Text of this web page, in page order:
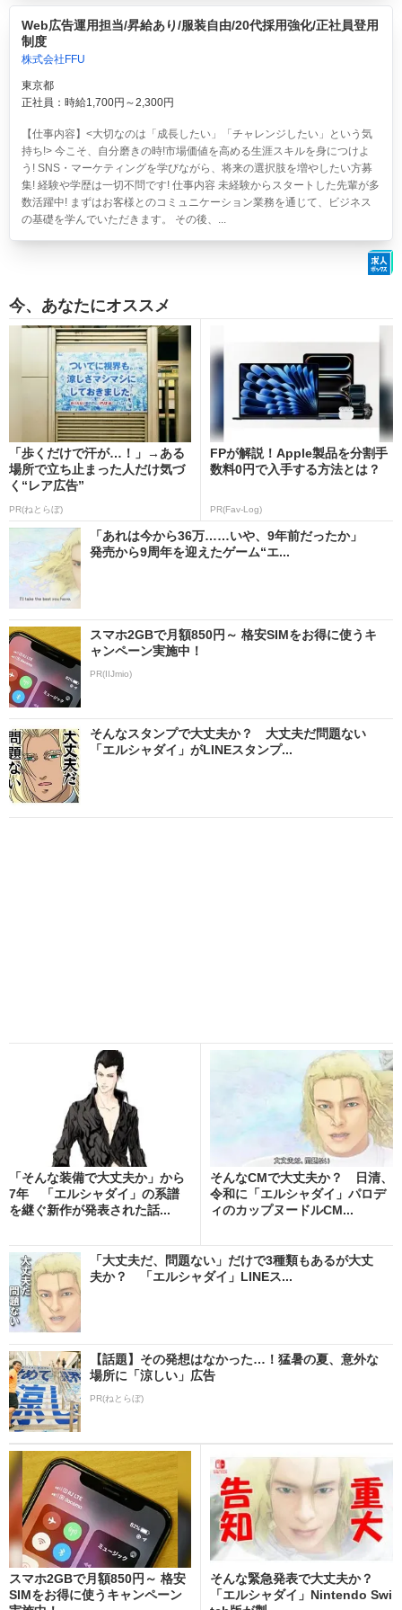
Web広告運用担当/昇給あり/服装自由/20代採用強化/正社員登用
制度
株式会社FFU
東京都
正社員：時給1,700円～2,300円
【仕事内容】<大切なのは「成長したい」「チャレンジしたい」という気
持ち!> 今こそ、自分磨きの時!市場価値を高める生涯スキルを身につけよ
う! SNS・マーケティングを学びながら、将来の選択肢を増やしたい方募
集! 経験や学歴は一切不問です! 仕事内容 未経験からスタートした先輩が多
数活躍中! まずはお客様とのコミュニケーション業務を通じて、ビジネス
の基礎を学んでいただきます。 その後、...
今、あなたにオススメ
「歩くだけで汗が…！」→ある
場所で立ち止まった人だけ気づ
く“レア広告”
PR(ねとらぼ)
FPが解説！Apple製品を分割手
数料0円で入手する方法とは？
PR(Fav-Log)
「あれは今から36万……いや、9年前だったか」
発売から9周年を迎えたゲーム“エ...
スマホ2GBで月額850円～ 格安SIMをお得に使うキ
ャンペーン実施中！
PR(IIJmio)
そんなスタンプで大丈夫か？ 大丈夫だ問題ない
「エルシャダイ」がLINEスタンプ...
「そんな装備で大丈夫か」から
7年 「エルシャダイ」の系譜
を継ぐ新作が発表された話...
そんなCMで大丈夫か？ 日清、
令和に「エルシャダイ」パロデ
ィのカップヌードルCM...
「大丈夫だ、問題ない」だけで3種類もあるが大丈
夫か？ 「エルシャダイ」LINEス...
【話題】その発想はなかった…！猛暑の夏、意外な
場所に「涼しい」広告
PR(ねとらぼ)
スマホ2GBで月額850円～ 格安
SIMをお得に使うキャンペーン
そんな緊急発表で大丈夫か？
「エルシャダイ」Nintendo Swi